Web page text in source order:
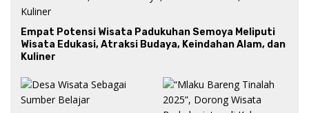
Empat Potensi Wisata Padukuhan Semoya Meliputi
Wisata Edukasi, Atraksi Budaya, Keindahan Alam, dan
Kuliner